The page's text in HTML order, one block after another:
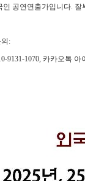
인 공연연출가입니다. 잘
:
9131-1070, 카카오톡 아